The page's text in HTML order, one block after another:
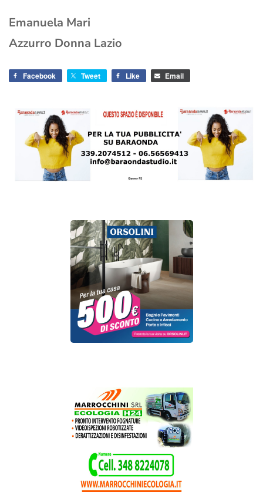
Emanuela Mari
Azzurro Donna Lazio
Facebook Tweet Like Email